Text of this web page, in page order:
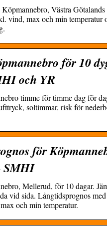
Köpmannebro, Västra Götalands
vind, max och min temperatur
för 10
och YR
timme för timme dag för
soltimmar, risk för
för
SMHI
Mellerud, för 10 dagar.
vid sida. Långtidsprognos med
och min temperatur.